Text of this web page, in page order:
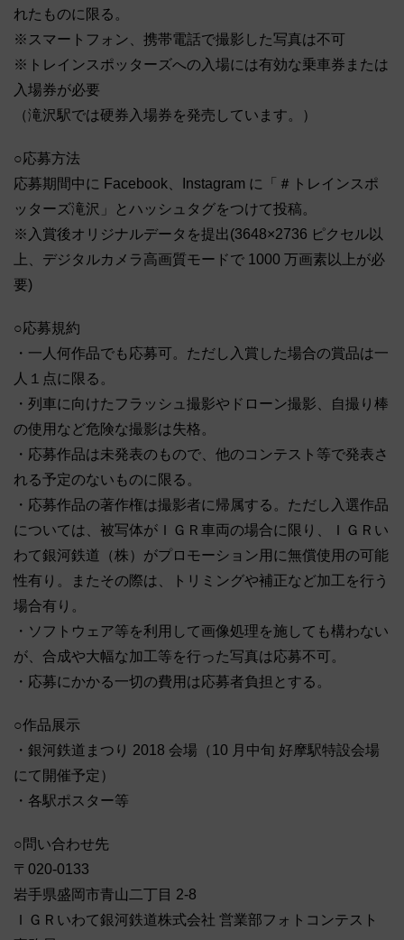
れたものに限る。
※スマートフォン、携帯電話で撮影した写真は不可
※トレインスポッターズへの入場には有効な乗車券または
入場券が必要
（滝沢駅では硬券入場券を発売しています。）
○応募方法
応募期間中に Facebook、Instagram に「＃トレインスポ
ッターズ滝沢」とハッシュタグをつけて投稿。
※入賞後オリジナルデータを提出(3648×2736 ピクセル以
上、デジタルカメラ高画質モードで 1000 万画素以上が必
要)
○応募規約
・一人何作品でも応募可。ただし入賞した場合の賞品は一
人１点に限る。
・列車に向けたフラッシュ撮影やドローン撮影、自撮り棒
の使用など危険な撮影は失格。
・応募作品は未発表のもので、他のコンテスト等で発表さ
れる予定のないものに限る。
・応募作品の著作権は撮影者に帰属する。ただし入選作品
については、被写体がＩＧＲ車両の場合に限り、ＩＧＲい
わて銀河鉄道（株）がプロモーション用に無償使用の可能
性有り。またその際は、トリミングや補正など加工を行う
場合有り。
・ソフトウェア等を利用して画像処理を施しても構わない
が、合成や大幅な加工等を行った写真は応募不可。
・応募にかかる一切の費用は応募者負担とする。
○作品展示
・銀河鉄道まつり 2018 会場（10 月中旬 好摩駅特設会場
にて開催予定）
・各駅ポスター等
○問い合わせ先
〒020-0133
岩手県盛岡市青山二丁目 2-8
ＩＧＲいわて銀河鉄道株式会社 営業部フォトコンテスト